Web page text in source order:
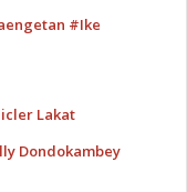
#Ike
Lakat
Dondokambey